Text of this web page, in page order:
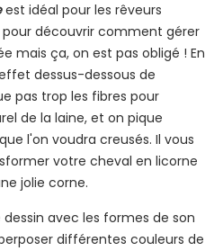
est idéal pour les rêveurs
pour découvrir comment gérer
mais ça, on est pas obligé ! En
dessus-dessous de
pas trop les fibres pour
de la laine, et on pique
l'on voudra creusés. Il vous
votre cheval en licorne
jolie corne.
avec les formes de son
différentes couleurs de